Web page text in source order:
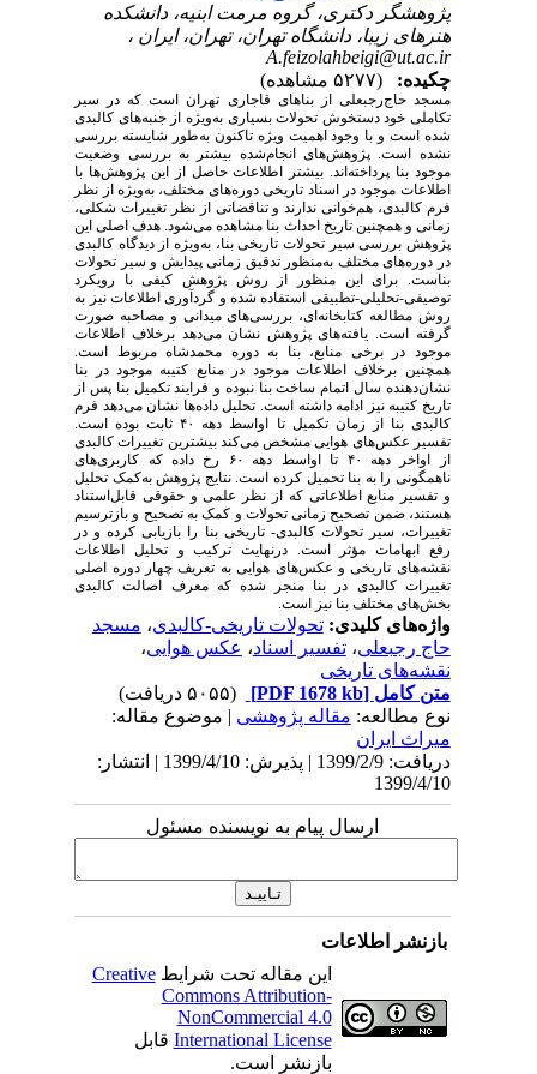
پژوهشگر ‌‌دکتری، ‌‌گروه مرمت ابنیه، دانشکده
هنرهای زیبا، ‌‌دانشگاه ‌‌تهران، تهران، ایران ،
A.feizolahbeigi@ut.ac.ir
چکیده:
مسجد ‌‌حاج‌‌رجبعلی ‌‌از ‌‌بناهای ‌‌قاجاری ‌‌تهران ‌‌است ‌‌که ‌‌در ‌‌سیر
‌‌تکاملی ‌‌خود ‌‌دستخوش ‌‌تحولات ‌‌بسیاری ‌‌به‌ویژه ‌‌از ‌‌جنبه‌های ‌‌کالبدی
‌‌شده ‌‌است ‌‌و ‌‌با ‌‌وجود ‌‌اهمیت ‌‌ویژه ‌‌تاکنون ‌‌به‌طور ‌‌شایسته ‌‌بررسی
‌‌نشده ‌‌است. ‌‌پژوهش‌های ‌‌انجام‌شده ‌‌بیشتر ‌‌به ‌‌بررسی ‌‌وضعیت
‌‌موجود ‌‌بنا ‌‌پرداخته‌اند. ‌‌بیشتر ‌‌اطلاعات ‌‌حاصل ‌‌از ‌‌این ‌‌پژوهش‌ها ‌‌با
‌‌اطلاعات ‌‌موجود ‌‌در ‌‌اسناد ‌‌تاریخی ‌‌دوره‌های ‌‌مختلف، ‌‌به‌ویژه ‌‌از ‌‌نظر
‌‌فرم ‌‌کالبدی، ‌‌هم‌خوانی ‌‌ندارند ‌‌و ‌‌تناقضاتی ‌‌از ‌‌نظر ‌‌تغییرات ‌‌شکلی،
‌‌زمانی ‌‌و ‌‌همچنین ‌‌تاریخ ‌‌احداث ‌‌بنا ‌‌مشاهده ‌‌می‌شود. ‌‌هدف ‌‌اصلی ‌‌این
‌‌پژوهش ‌‌بررسی ‌‌سیر ‌‌تحولات ‌‌تاریخی ‌‌بنا، ‌‌به‌ویژه ‌‌از ‌‌دیدگاه ‌‌کالبدی
‌‌در ‌‌دوره‌های ‌‌مختلف ‌‌به‌منظور ‌‌تدقیق ‌‌زمانی ‌‌پیدایش ‌‌و ‌‌سیر ‌‌تحولات
‌‌بناست. ‌‌برای ‌‌این ‌‌منظور ‌‌از ‌‌روش ‌‌پژوهش ‌‌کیفی ‌‌با ‌‌رویکرد
‌‌توصیفی-تحلیلی-تطبیقی ‌‌استفاده ‌‌شده ‌‌و ‌‌گردآوری ‌‌اطلاعات ‌‌نیز ‌‌به
‌‌روش ‌‌مطالعه ‌‌کتابخانه‌ای، ‌‌بررسی‌های ‌‌میدانی ‌‌و ‌‌مصاحبه ‌‌صورت
‌‌گرفته ‌‌است. ‌‌یافته‌های ‌‌پژوهش ‌‌نشان ‌‌می‌دهد ‌‌برخلاف ‌‌اطلاعات
‌‌موجود ‌‌در ‌‌برخی ‌‌منابع، ‌‌بنا ‌‌به ‌‌دوره ‌‌محمدشاه ‌‌مربوط ‌‌است.
‌‌همچنین ‌‌برخلاف ‌‌اطلاعات ‌‌موجود ‌‌در ‌‌منابع ‌‌کتیبه ‌‌موجود ‌‌در ‌‌بنا
‌‌نشان‌دهنده ‌‌سال ‌‌اتمام ‌‌ساخت ‌‌بنا ‌‌نبوده ‌‌و ‌‌فرایند ‌‌تکمیل ‌‌بنا ‌‌پس ‌‌از
‌‌تاریخ ‌‌کتیبه ‌‌نیز ‌‌ادامه ‌‌داشته ‌‌است. ‌‌تحلیل ‌‌داده‌ها ‌‌نشان ‌‌می‌دهد ‌‌فرم
‌‌کالبدی ‌‌بنا ‌‌از ‌‌زمان ‌‌تکمیل ‌‌تا ‌‌اواسط ‌‌دهه ‌‌۴۰ ‌‌ثابت ‌‌بوده ‌‌است.
‌‌تفسیر ‌‌عکس‌های ‌‌هوایی ‌‌مشخص ‌‌می‌کند ‌‌بیشترین ‌‌تغییرات ‌‌کالبدی
‌‌از ‌‌اواخر ‌‌دهه ‌‌۴۰ ‌‌تا ‌‌اواسط ‌‌دهه ‌‌۶۰ ‌‌رخ ‌‌داده ‌‌که ‌‌کاربری‌های
‌‌ناهمگونی ‌‌را ‌‌به ‌‌بنا ‌‌تحمیل ‌‌کرده ‌‌است. ‌‌نتایج ‌‌پژوهش ‌‌به‌کمک ‌‌تحلیل
‌‌و ‌‌تفسیر ‌‌منابع ‌‌اطلاعاتی ‌‌که ‌‌از ‌‌نظر ‌‌علمی ‌‌و ‌‌حقوقی ‌‌قابل‌استناد
‌‌هستند، ‌‌ضمن ‌‌تصحیح ‌‌زمانی ‌‌تحولات ‌‌و ‌‌کمک ‌‌به ‌‌تصحیح ‌‌و ‌‌بازترسیم
‌‌تغییرات، ‌‌سیر ‌‌تحولات ‌‌کالبدی- ‌‌تاریخی ‌‌بنا ‌‌را ‌‌بازیابی ‌‌کرده ‌‌و ‌‌در
‌‌رفع ‌‌ابهامات ‌‌مؤثر ‌‌است. ‌‌درنهایت ‌‌ترکیب ‌‌و ‌‌تحلیل ‌‌اطلاعات
‌‌نقشه‌های ‌‌تاریخی ‌‌و ‌‌عکس‌های ‌‌هوایی ‌‌به ‌‌تعریف ‌‌چهار ‌‌دوره ‌‌اصلی
‌‌تغییرات ‌‌کالبدی ‌‌در ‌‌بنا ‌‌منجر ‌‌شده ‌‌که ‌‌معرف ‌‌اصالت ‌‌کالبدی
‌‌بخش‌های ‌‌مختلف ‌‌بنا ‌‌نیز ‌‌است.
واژه‌های کلیدی:‌‌تحولات ‌‌تاریخی-کالبدی،‌‌مسجد
‌‌حاج ‌‌رجبعلی،‌‌تفسیر ‌‌اسناد،‌‌عکس ‌‌هوایی،
‌‌نقشه‌های ‌‌تاریخی
متن کامل[PDF 1678 kb]
نوع مطالعه:مقاله پژوهشی| موضوع مقاله:
میراث ایران
دریافت: 1399/2/9 | پذیرش: 1399/4/10 | انتشار:
1399/4/10
ارسال پیام به نویسنده مسئول
بازنشر اطلاعات
این مقاله تحت شرایطCreative
Commons Attribution-
NonCommercial 4.0
International Licenseقابل
بازنشر است.